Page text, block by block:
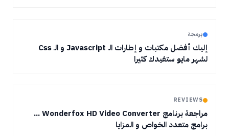
برمجة
إليك أفضل مكتبات و إطارات الـ Javascript و الـ Css
لشهر مايو ستفيدك كثيرا
REVIEWS
مراجعة برنامج Wonderfox HD Video Converter ...
برامج متعدد الخواص و المزايا